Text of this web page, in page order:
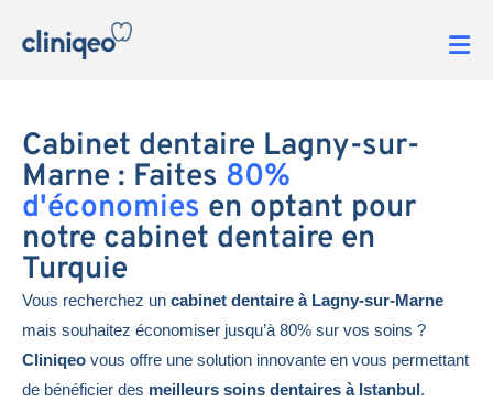
Cabinet dentaire Lagny-sur-
Marne : Faites 80%
d'économies en optant pour
notre cabinet dentaire en
Turquie
Vous recherchez un cabinet dentaire à Lagny-sur-Marne
mais souhaitez économiser jusqu’à 80% sur vos soins ?
Cliniqeo vous offre une solution innovante en vous permettant
de bénéficier des meilleurs soins dentaires à Istanbul.